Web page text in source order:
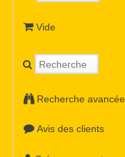
Vide
Recherche avancée
Avis des clients